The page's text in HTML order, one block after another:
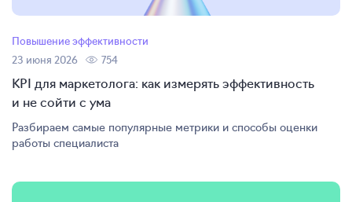
Повышение эффективности
23 июня 2026
754
KPI для маркетолога: как измерять эффективность
и не сойти с ума
Разбираем самые популярные метрики и способы оценки
работы специалиста